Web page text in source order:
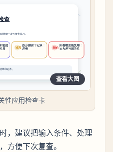
查看大图
性应用检查卡
，建议把输入条件、处理
方便下次复查。